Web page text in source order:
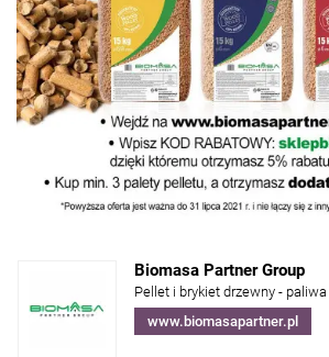
Biomasa Partner Group
Pellet i brykiet drzewny -
www.biomasapartner.pl